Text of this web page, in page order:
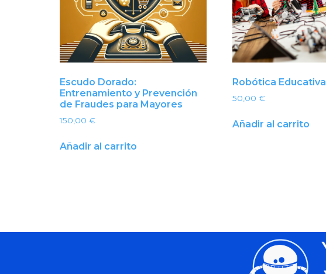
Escudo Dorado:
Entrenamiento y Prevención
de Fraudes para Mayores
150,00 €
Añadir al carrito
Robótica Educativa
50,00 €
Añadir al carrito